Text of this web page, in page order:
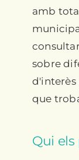
amb
sobre
d'interès
que
Qui